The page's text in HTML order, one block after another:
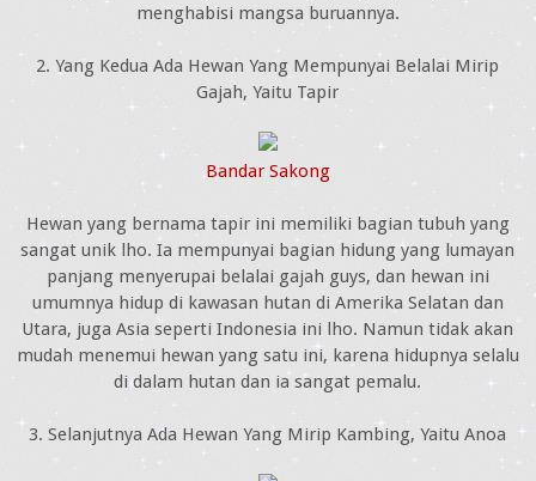
menghabisi mangsa buruannya.
2. Yang Kedua Ada Hewan Yang Mempunyai Belalai Mirip
Gajah, Yaitu Tapir
Bandar Sakong
Hewan yang bernama tapir ini memiliki bagian tubuh yang
sangat unik lho. Ia mempunyai bagian hidung yang lumayan
panjang menyerupai belalai gajah guys, dan hewan ini
umumnya hidup di kawasan hutan di Amerika Selatan dan
Utara, juga Asia seperti Indonesia ini lho. Namun tidak akan
mudah menemui hewan yang satu ini, karena hidupnya selalu
di dalam hutan dan ia sangat pemalu.
3. Selanjutnya Ada Hewan Yang Mirip Kambing, Yaitu Anoa